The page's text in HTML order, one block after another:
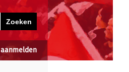
aanmelden